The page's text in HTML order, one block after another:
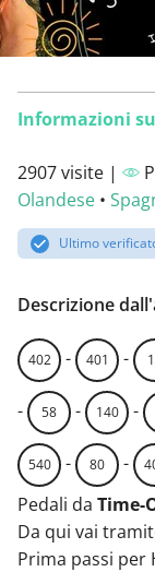
Informazioni
2907 visite |
Olandese •
Ultimo
Descrizione
402 - 401 -
- 58 - 140 -
540 - 80 -
Pedali da Time-
Da qui vai
Prima passi per